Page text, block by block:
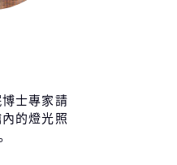
士專家請
的燈光照